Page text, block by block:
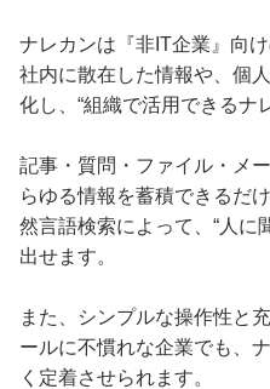
ナレカンは『非IT企業』向
社内に散在した情報や、個
化し、“組織で活用できるナ
記事・質問・ファイル・メ
らゆる情報を蓄積できるだ
然言語検索によって、“人に
出せます。
また、シンプルな操作性と
ールに不慣れな企業でも、
く定着させられます。